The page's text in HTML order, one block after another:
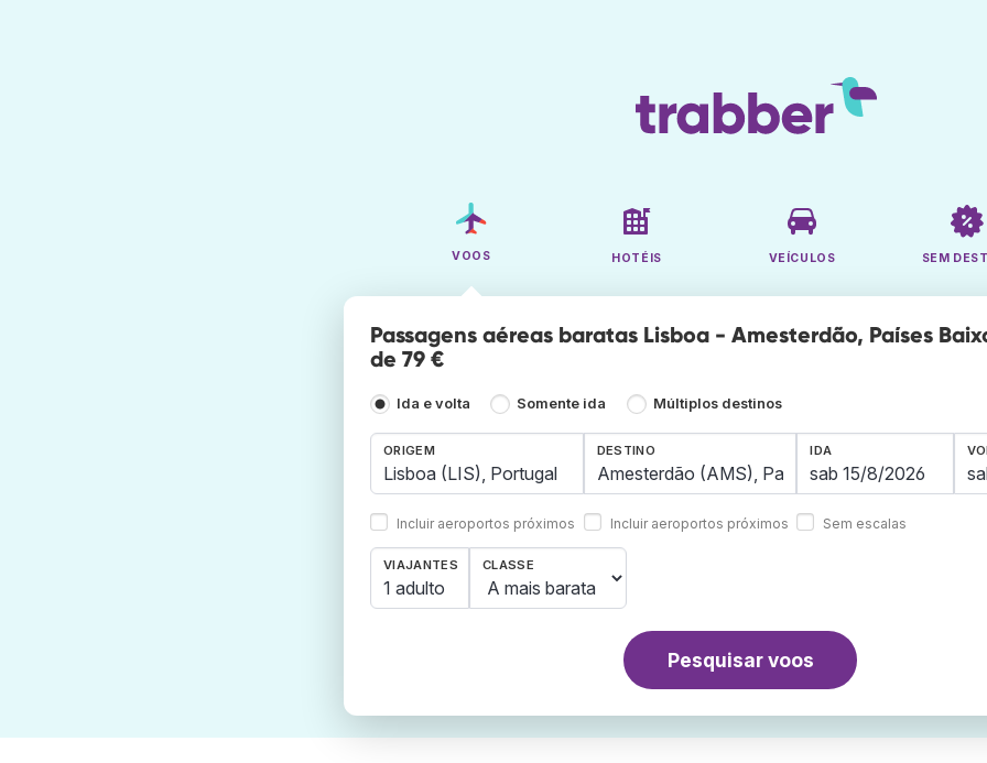
VOOS HOTÉIS VEÍCULOS SEM
Passagens aéreas baratas Lisboa - Amesterdão, Países
de 79 €
Ida e volta Somente ida Múltiplos destinos
ORIGEM
Incluir aeroportos próximos
DESTINO
Incluir aeroportos próximos
IDA
Sem escalas
VIAJANTES
1 adulto
CLASSE
Pesquisar voos